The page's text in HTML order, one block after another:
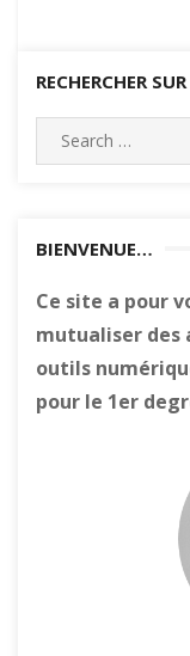
RECHERCHER
Search
for:
BIENVENUE…
Ce site a pour
mutualiser des
outils
pour le 1er